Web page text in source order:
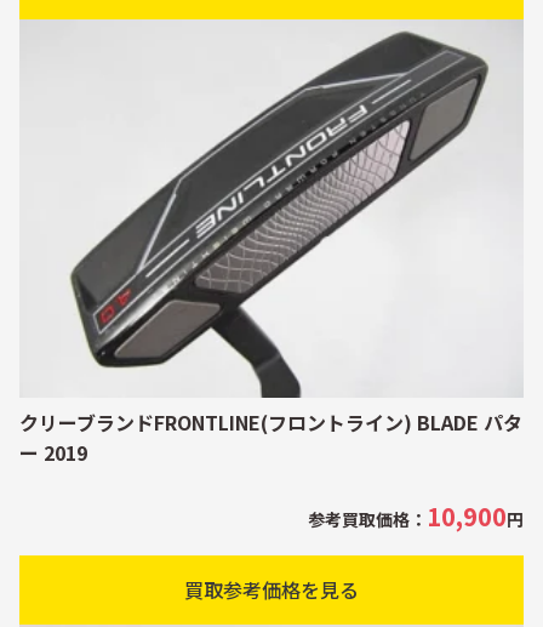
クリーブランドFRONTLINE(フロントライン) BLADE パタ
ー 2019
参考買取価格： 10,900円
買取参考価格を見る